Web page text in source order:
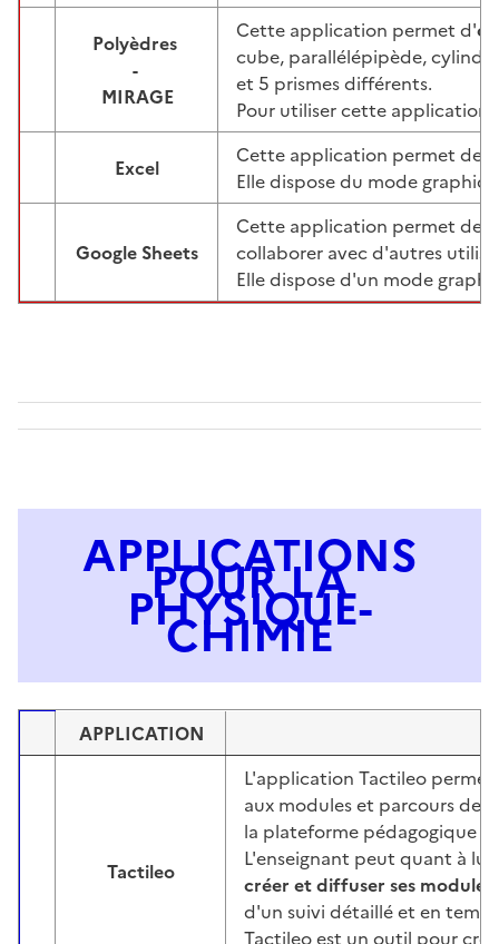
Polyèdres
-
MIRAGE
Cette application permet d'
cube, parallélépipède,
et 5 prismes différents.
Pour utiliser cette
Excel
Cette application permet de
Elle dispose du mode
ImageGoogle Sheets
Cette application permet de
collaborer avec d'autres
Elle dispose d'un mode
APPLICATIONS
POUR LA
PHYSIQUE-
CHIMIE
ImageAPPLICATION
Tactileo
L'application Tactileo
aux modules et parcours de
la plateforme pédagogique
L'enseignant peut quant à
créer et diffuser ses
d'un suivi détaillé et en
Tactileo est un outil pour